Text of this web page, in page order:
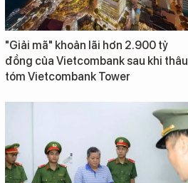
"Giải mã" khoản lãi hơn 2.900 tỷ
đồng của Vietcombank sau khi thâu
tóm Vietcombank Tower